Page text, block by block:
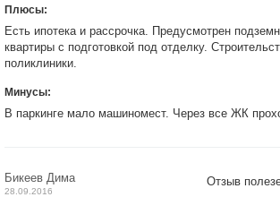
Плюсы:
Есть ипотека и рассрочка. Предусмотрен
квартиры с подготовкой под отделку.
поликлиники.
Минусы:
В паркинге мало машиномест. Через все ЖК
Бикеев Дима
28.09.2016
Отзыв